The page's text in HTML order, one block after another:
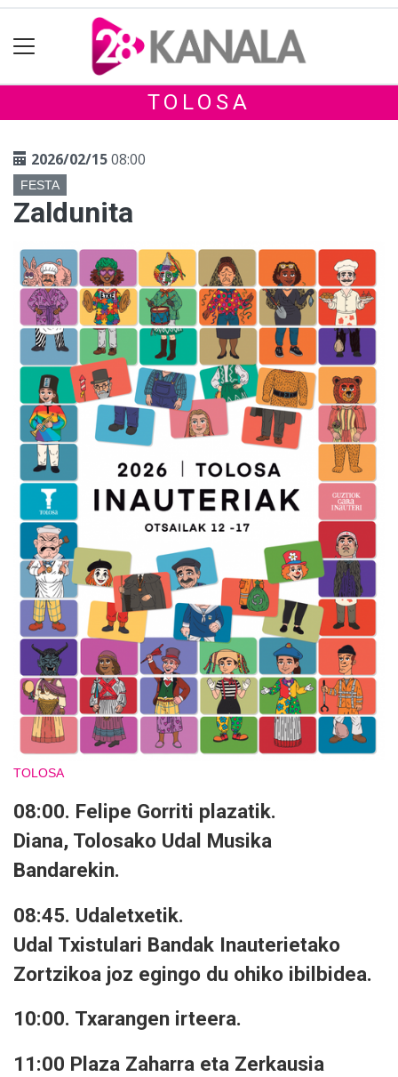
TOLOSA
2026/02/1508:00
FESTA
Zaldunita
TOLOSA
08:00. Felipe Gorriti plazatik.
Diana, Tolosako Udal Musika
Bandarekin.
08:45. Udaletxetik.
Udal Txistulari Bandak Inauterietako
Zortzikoa joz egingo du ohiko ibilbidea.
10:00. Txarangen irteera.
11:00 Plaza Zaharra eta Zerkausia